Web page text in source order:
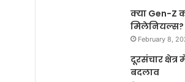
क्या Gen-Z
मिलेनियल्स?
February 8,
दूरसंचार क्षेत्र
बदलाव